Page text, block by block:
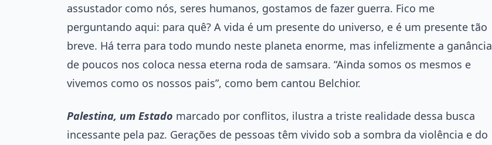
assustador como nós, seres humanos, gostamos de fazer guerra. Fico me
perguntando aqui: para quê? A vida é um presente do universo, e é um presente tão
breve. Há terra para todo mundo neste planeta enorme, mas infelizmente a ganância
de poucos nos coloca nessa eterna roda de samsara. “Ainda somos os mesmos e
vivemos como os nossos pais”, como bem cantou Belchior.
Palestina, um Estado marcado por conflitos, ilustra a triste realidade dessa busca
incessante pela paz. Gerações de pessoas têm vivido sob a sombra da violência e do